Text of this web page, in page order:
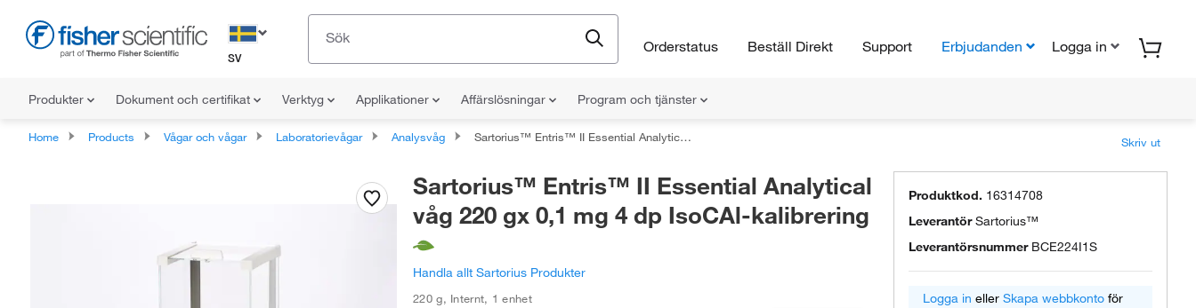
SV
Orderstatus Beställ Direkt Support Erbjudanden Logga in
Produkter Dokument och certifikat Verktyg Applikationer Affärslösningar Program och tjänster
Home Products Vågar och vågar Laboratorievågar Analysvåg Sartorius™ Entris™ II Essential Analytical våg 220 gx 0,1 mg 4 dp IsoCAl-kalibrering Skriv ut
Sartorius™ Entris™ II Essential Analytical
våg 220 gx 0,1 mg 4 dp IsoCAl-kalibrering
Handla allt Sartorius Produkter
220 g, Internt, 1 enhet
Produktkod. 16314708
LeverantörSartorius™
Leverantörsnummer BCE224I1S
Logga in eller Skapa webbkonto för